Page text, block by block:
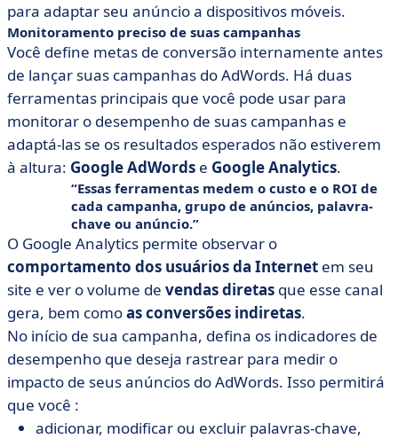
para adaptar seu anúncio a dispositivos móveis.
Monitoramento preciso de suas campanhas
Você define metas de conversão internamente antes
de lançar suas campanhas do AdWords. Há duas
ferramentas principais que você pode usar para
monitorar o desempenho de suas campanhas e
adaptá-las se os resultados esperados não estiverem
à altura: Google AdWords e Google Analytics.
Essas ferramentas medem o custo e o ROI de
cada campanha, grupo de anúncios, palavra-
chave ou anúncio.
O Google Analytics permite observar o
comportamento dos usuários da Internet em seu
site e ver o volume de vendasdiretas que esse canal
gera, bem comoas conversões indiretas.
No início de sua campanha, defina os indicadores de
desempenho que deseja rastrear para medir o
impacto de seus anúncios do AdWords. Isso permitirá
que você :
adicionar, modificar ou excluir palavras-chave,